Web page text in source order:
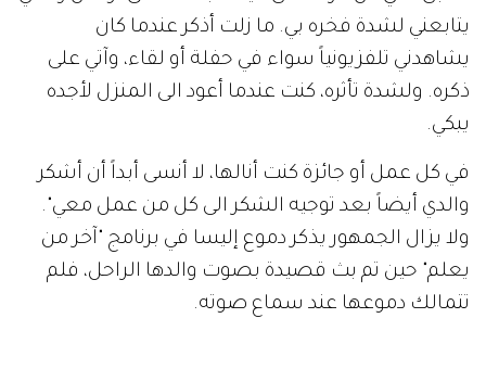
يتابعني لشدة فخره بي. ما زلت أذكر عندما كان
يشاهدني تلفزيونياً سواء في حفلة أو لقاء، وآتي على
ذكره. ولشدة تأثره، كنت عندما أعود الى المنزل لأجده
يبكي.
في كل عمل أو جائزة كنت أنالها، لا أنسى أبداً أن أشكر
والدي أيضاً بعد توجيه الشكر الى كل من عمل معي".
ولا يزال الجمهور يذكر دموع إليسا في برنامج "آخر من
يعلم" حين تم بث قصيدة بصوت والدها الراحل، فلم
تتمالك دموعها عند سماع صوته.